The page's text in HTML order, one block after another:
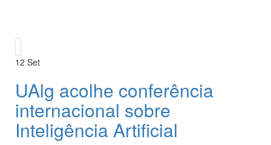
12 Set
UAlg acolhe conferência
internacional sobre
Inteligência Artificial